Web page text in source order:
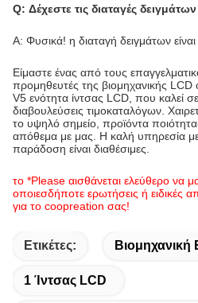
Q: Δέχεστε τις διαταγές
Α: Φυσικά! η διαταγή δειγμάτων
Είμαστε ένας από τους
προμηθευτές της βιομηχανικής
V5 ενότητα ίντσας LCD, που καλεί
διαβουλεύσεις τιμοκαταλόγων.
το υψηλό σημείο, προϊόντα
απόθεμα με μας. Η καλή υπηρεσία
παράδοση είναι διαθέσιμες.
το *Please αισθάνεται ελεύθερο να
οποιεσδήποτε ερωτήσεις ή ειδικές
για το coopreation σας!
Ετικέτες:
1 Ίντσας LCD